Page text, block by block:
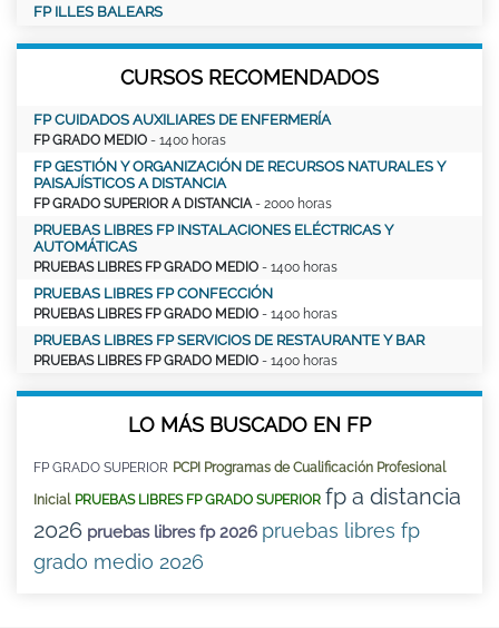
FP ILLES BALEARS
CURSOS RECOMENDADOS
FP CUIDADOS AUXILIARES DE ENFERMERÍA
FP GRADO MEDIO - 1400 horas
FP GESTIÓN Y ORGANIZACIÓN DE RECURSOS NATURALES Y
PAISAJÍSTICOS A DISTANCIA
FP GRADO SUPERIOR A DISTANCIA- 2000 horas
PRUEBAS LIBRES FP INSTALACIONES ELÉCTRICAS Y
AUTOMÁTICAS
PRUEBAS LIBRES FP GRADO MEDIO - 1400 horas
PRUEBAS LIBRES FP CONFECCIÓN
PRUEBAS LIBRES FP GRADO MEDIO - 1400 horas
PRUEBAS LIBRES FP SERVICIOS DE RESTAURANTE Y BAR
PRUEBAS LIBRES FP GRADO MEDIO - 1400 horas
LO MÁS BUSCADO EN FP
FP GRADO SUPERIOR PCPI Programas de Cualificación Profesional
Inicial PRUEBAS LIBRES FP GRADO SUPERIOR fp a distancia
2026 pruebas libres fp 2026 pruebas libres fp
grado medio 2026